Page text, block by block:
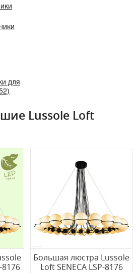
для
Lussole Loft
8176
Большая люстра Lussole
Loft SENECA LSP-8176